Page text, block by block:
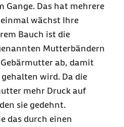
Gange. Das hat mehrere
wächst Ihre
Bauch ist die
Mutterbändern
ab, damit
wird. Da die
mehr Druck auf
sie gedehnt.
das durch einen